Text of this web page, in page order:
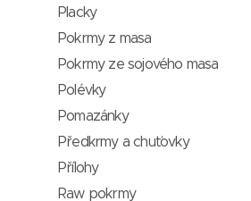
Placky
Pokrmy z masa
Pokrmy ze sojového masa
Polévky
Pomazánky
Předkrmy a chuťovky
Přílohy
Raw pokrmy